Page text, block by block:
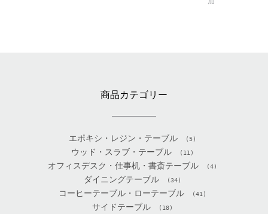
商品カテゴリー
エポキシ・レジン・テーブル (5)
ウッド・スラブ・テーブル (11)
オフィスデスク・仕事机・書斎テーブル (4)
ダイニングテーブル (34)
コーヒーテーブル・ローテーブル (41)
サイドテーブル (18)